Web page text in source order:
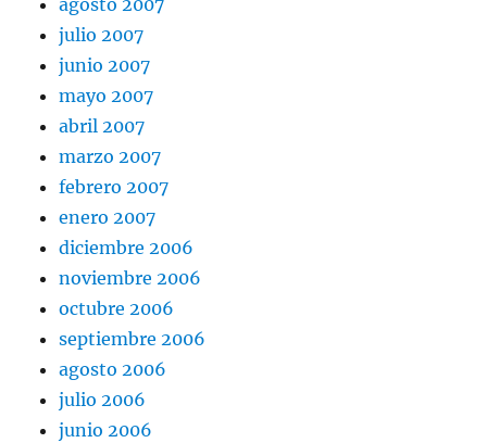
agosto 2007
julio 2007
junio 2007
mayo 2007
abril 2007
marzo 2007
febrero 2007
enero 2007
diciembre 2006
noviembre 2006
octubre 2006
septiembre 2006
agosto 2006
julio 2006
junio 2006